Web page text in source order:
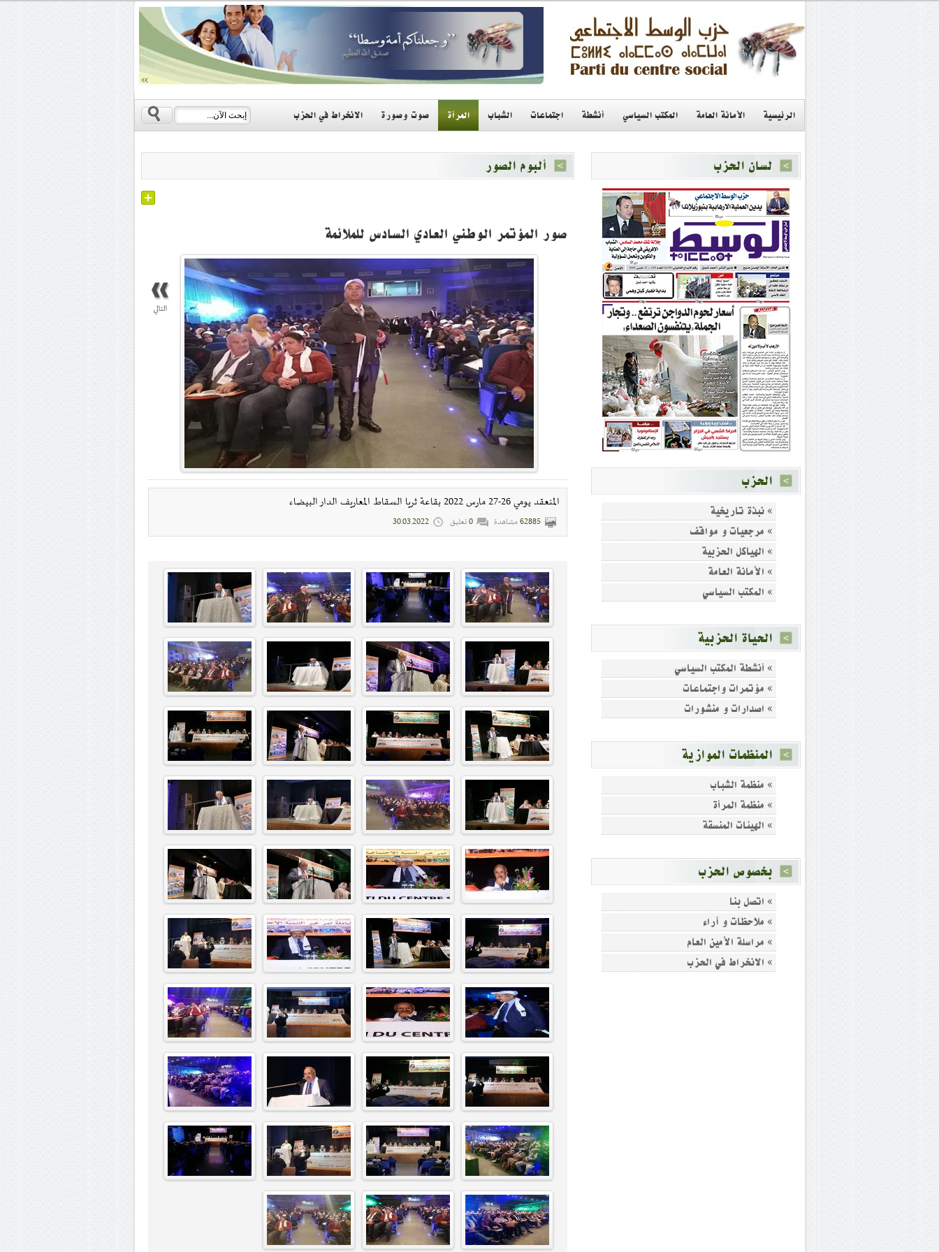
الرئيسية الأمانة العامة المكتب السياسي أنشطة اجتماعات الشباب المرأة صوت وصورة الانخراط في الحزب s
لسان الحزب
الحزب
» نبذة تاريخية
» مرجعيات و مواقف
» الهياكل الحزبية
» الأمانة العامة
» المكتب السياسي
الحياة الحزبية
» أنشطة المكتب السياسي
» مؤتمرات واجتماعات
» اصدارات و منشورات
المنظمات الموازية
» منظمة الشباب
» منظمة المرأة
» الهيئات المنسقة
بخصوص الحزب
» اتصل بنا
» ملاحظات و آراء
» مراسلة الأمين العام
» الانخراط في الحزب
ألبوم الصور
صور المؤتمر الوطني العادي السادس للملائمة
المنعقد يومي 26-27 مارس 2022 بقاعة ثريا السقاط المعاريف الدار البيضاء
62885مشاهدة 0تعليق 30.03.2022